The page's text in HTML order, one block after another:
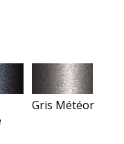
Gris Météor